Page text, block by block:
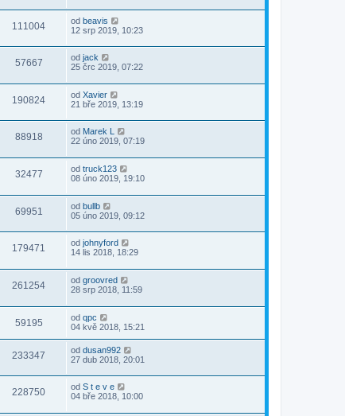
111004 od beavis
12 srp 2019, 10:23
57667 od jack
25 črc 2019, 07:22
190824 od Xavier
21 bře 2019, 13:19
88918 od Marek L
22 úno 2019, 07:19
32477 od truck123
08 úno 2019, 19:10
69951 od bullb
05 úno 2019, 09:12
179471 od johnyford
14 lis 2018, 18:29
261254 od groovred
28 srp 2018, 11:59
59195 od qpc
04 kvě 2018, 15:21
233347 od dusan992
27 dub 2018, 20:01
228750 od S t e v e
04 bře 2018, 10:00